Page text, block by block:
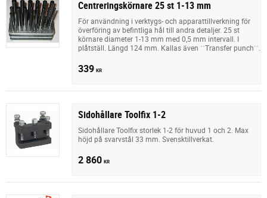
Centreringskörnare 25 st 1-13 mm
För användning i verktygs- och apparattillverkning för
överföring av befintliga hål till andra detaljer. 25 st
körnare diameter 1-13 mm med 0,5 mm intervall. I
plåtställ. Längd 124 mm. Kallas även ´´Transfer punch´´.
339 KR
Sidohållare Toolfix 1-2
Sidohållare Toolfix storlek 1-2 för huvud 1 och 2. Max
höjd på svarvstål 33 mm. Svensktillverkat.
2 860 KR